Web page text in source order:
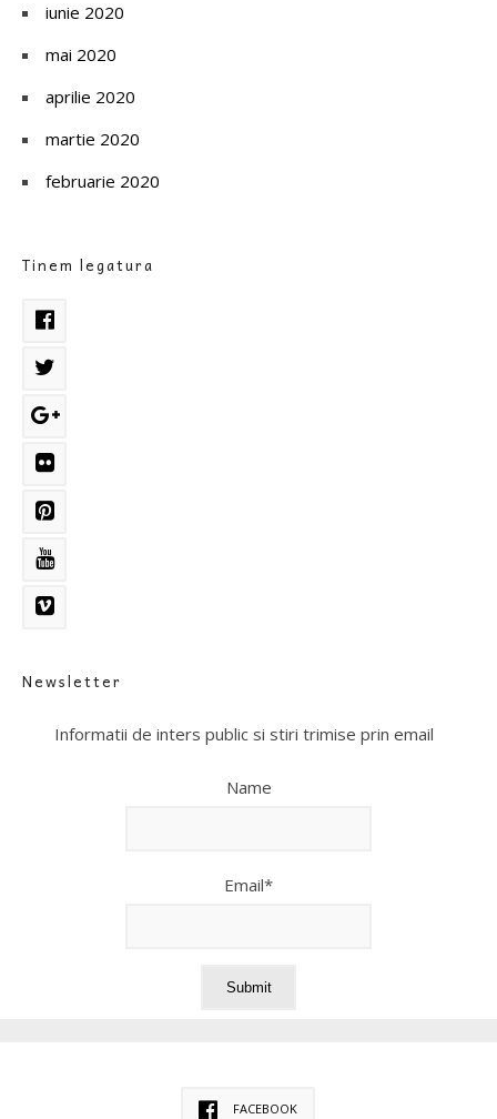
iunie 2020
mai 2020
aprilie 2020
martie 2020
februarie 2020
Tinem legatura
Newsletter
Informatii de inters public si stiri trimise prin email
Name
Email*
FACEBOOK